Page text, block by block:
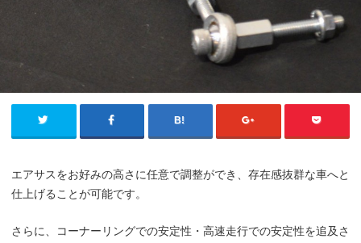
エアサスをお好みの高さに任意で調整ができ、存在感抜群な車へと
仕上げることが可能です。
さらに、コーナーリングでの安定性・高速走行での安定性を追及さ